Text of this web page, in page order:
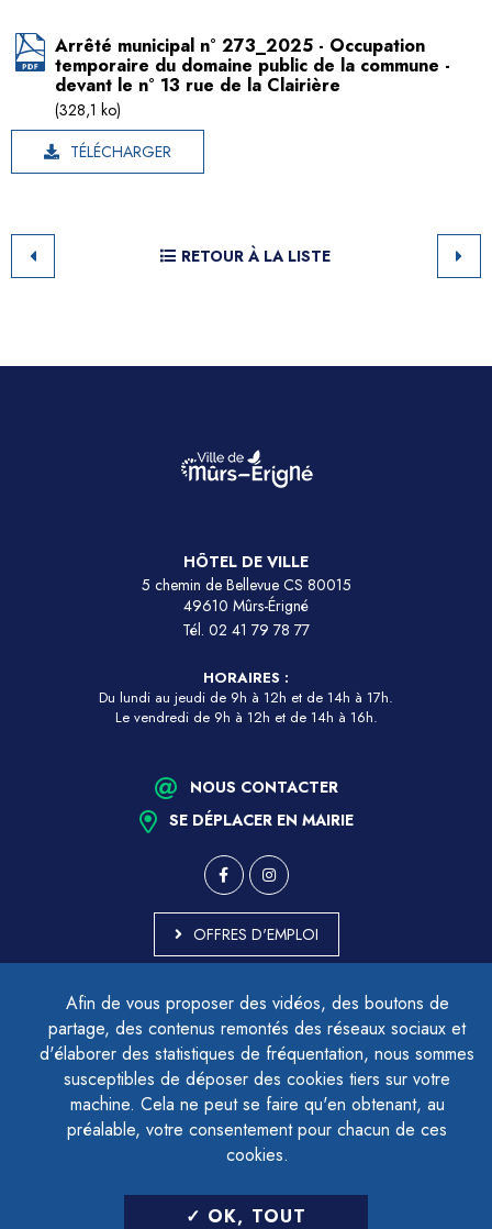
Afin de vous proposer des vidéos, des boutons de
partage, des contenus remontés des réseaux sociaux et
d'élaborer des statistiques de fréquentation, nous sommes
susceptibles de déposer des cookies tiers sur votre
machine. Cela ne peut se faire qu'en obtenant, au
préalable, votre consentement pour chacun de ces
cookies.
OK, TOUT
Arrêté municipal n° 273_2025 - Occupation
temporaire du domaine public de la commune -
devant le n° 13 rue de la Clairière
(328,1 ko)
TÉLÉCHARGER
RETOUR À LA LISTE
HÔTEL DE VILLE
5 chemin de Bellevue CS 80015
49610 Mûrs-Érigné
Tél. 02 41 79 78 77
HORAIRES :
Du lundi au jeudi de 9h à 12h et de 14h à 17h.
Le vendredi de 9h à 12h et de 14h à 16h.
NOUS CONTACTER
SE DÉPLACER EN MAIRIE
OFFRES D'EMPLOI
ACCESSIBILITÉ - PARTIELLEMENT CONFORME
PLAN DU SITE
MENTIONS LÉGALES
CONTACTER LE DÉLÉGUÉ À LA PROTECTION DES DONNÉES
GESTION DES COOKIES
LETTRE D'INFORMATION